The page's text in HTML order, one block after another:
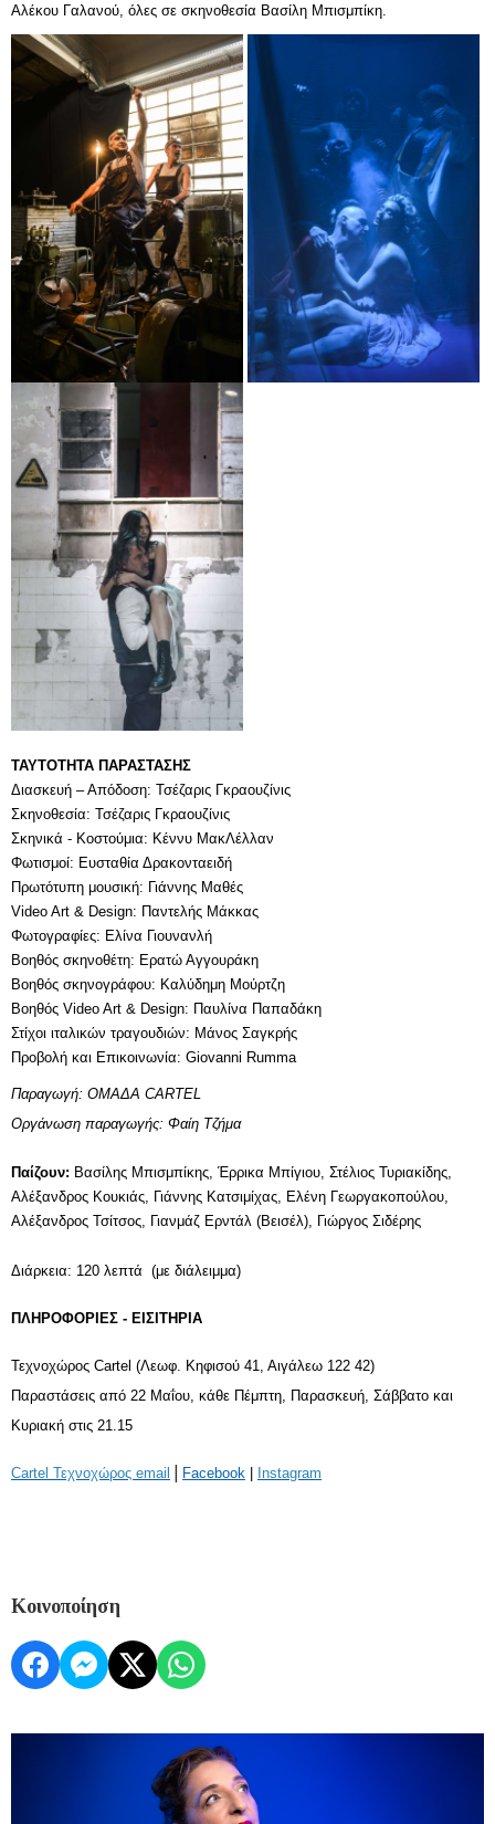
Αλέκου Γαλανού, όλες σε σκηνοθεσία Βασίλη Μπισμπίκη.
ΤΑΥΤΟΤΗΤΑ ΠΑΡΑΣΤΑΣΗΣ
Διασκευή – Απόδοση: Τσέζαρις Γκραουζίνις
Σκηνοθεσία: Τσέζαρις Γκραουζίνις
Σκηνικά - Κοστούμια: Κέννυ ΜακΛέλλαν
Φωτισμοί: Ευσταθία Δρακονταειδή
Πρωτότυπη μουσική: Γιάννης Μαθές
Video Art & Design: Παντελής Μάκκας
Φωτογραφίες: Ελίνα Γιουνανλή
Βοηθός σκηνοθέτη: Ερατώ Αγγουράκη
Βοηθός σκηνογράφου: Καλύδημη Μούρτζη
Βοηθός Video Art & Design: Παυλίνα Παπαδάκη
Στίχοι ιταλικών τραγουδιών: Μάνος Σαγκρής
Προβολή και Επικοινωνία: Giovanni Rumma
Παραγωγή: ΟΜΑΔΑ CARTEL
Οργάνωση παραγωγής: Φαίη Τζήμα
Παίζουν: Βασίλης Μπισμπίκης, Έρρικα Μπίγιου, Στέλιος Τυριακίδης,
Αλέξανδρος Κουκιάς, Γιάννης Κατσιμίχας, Ελένη Γεωργακοπούλου,
Αλέξανδρος Τσίτσος, Γιανμάζ Ερντάλ (Βεισέλ), Γιώργος Σιδέρης
Διάρκεια: 120 λεπτά  (με διάλειμμα)
ΠΛΗΡΟΦΟΡΙΕΣ - ΕΙΣΙΤΗΡΙΑ
Τεχνοχώρος Cartel (Λεωφ. Κηφισού 41, Αιγάλεω 122 42)
Παραστάσεις από 22 Μαΐου, κάθε Πέμπτη, Παρασκευή, Σάββατο και
Κυριακή στις 21.15
Cartel Τεχνοχώρος email Facebook Instagram
Κοινοποίηση